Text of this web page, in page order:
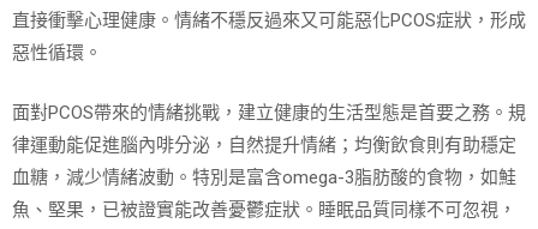
直接衝擊心理健康。情緒不穩反過來又可能惡化PCOS症狀，形成
惡性循環。
面對PCOS帶來的情緒挑戰，建立健康的生活型態是首要之務。規
律運動能促進腦內啡分泌，自然提升情緒；均衡飲食則有助穩定
血糖，減少情緒波動。特別是富含omega-3脂肪酸的食物，如鮭
魚、堅果，已被證實能改善憂鬱症狀。睡眠品質同樣不可忽視，